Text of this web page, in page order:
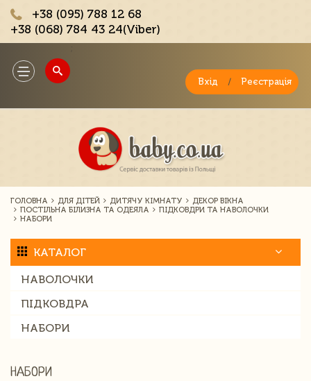
+38 (095) 788 12 68
+38 (068) 784 43 24(Viber)
Toggle
navigation
Вхід / Реєстрація
ГОЛОВНА ДЛЯ ДІТЕЙ ДИТЯЧУ КІМНАТУ
ДЕКОР ВІКНА
ПОСТІЛЬНА БІЛИЗНА ТА ОДЕЯЛА
ПІДКОВДРИ ТА НАВОЛОЧКИ
НАБОРИ
КАТАЛОГ
НАВОЛОЧКИ
ПІДКОВДРА
НАБОРИ
НАБОРИ